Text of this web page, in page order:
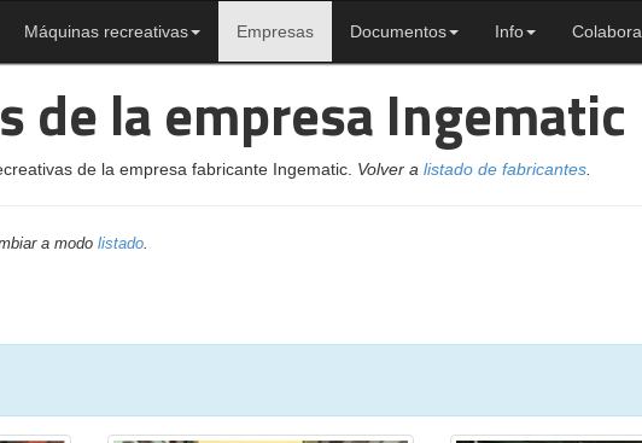
Máquinas recreativas Empresas Documentos Info Colabora
de la empresa Ingematic
de la empresa fabricante Ingematic. Volver a listado de fabricantes
a modo listado.